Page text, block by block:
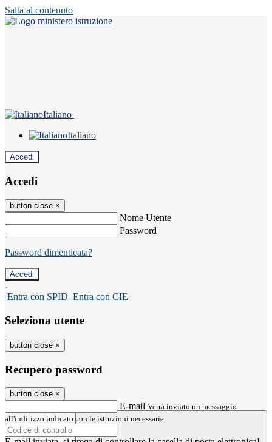
Salta al contenuto
Italiano
Italiano
Accedi
Accedi
button close ×
Nome Utente
Password
Password dimenticata?
-
Entra con SPID Entra con CIE
Seleziona utente
button close ×
Recupero password
button close ×
E-mail Verrà inviato un messaggio
all'indirizzo indicato con le istruzioni necessarie.